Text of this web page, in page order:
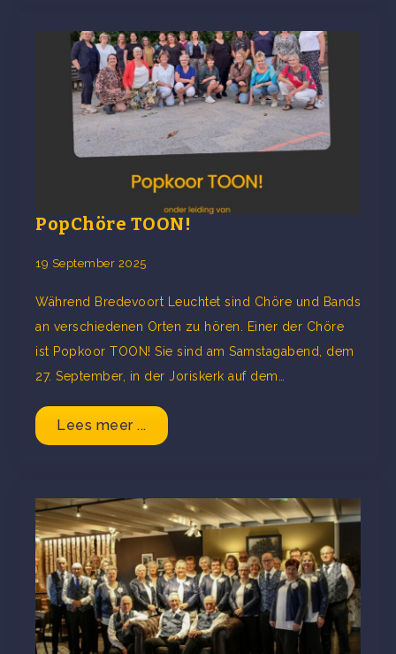
PopChöre TOON!
19 September 2025
Während Bredevoort Leuchtet sind Chöre und Bands
an verschiedenen Orten zu hören. Einer der Chöre
ist Popkoor TOON! Sie sind am Samstagabend, dem
27. September, in der Joriskerk auf dem…
Lees meer ...